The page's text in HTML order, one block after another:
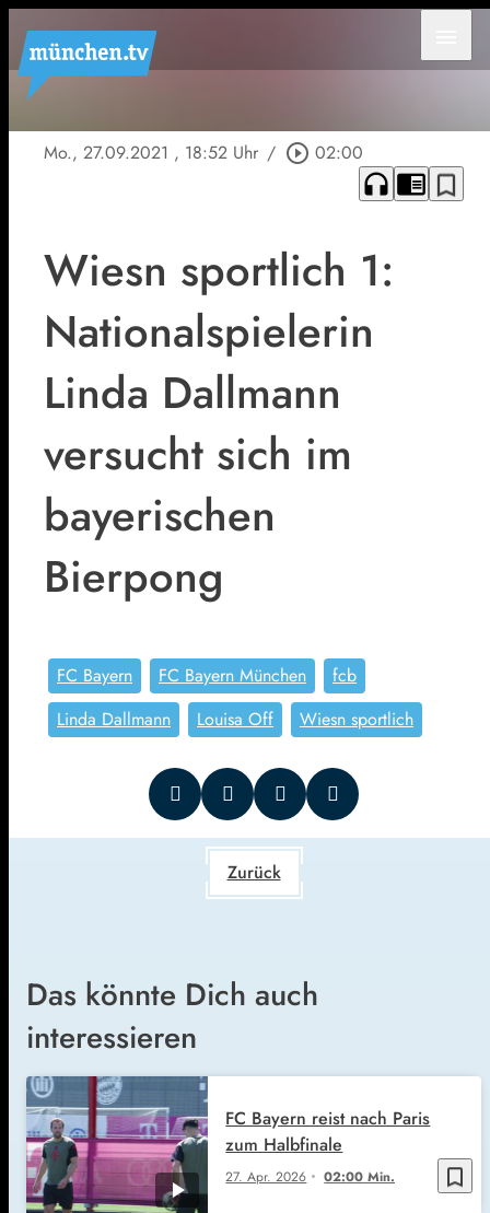
Mo., 27.09.2021 , 18:52 Uhr / play_circle_outline 02:00
headphones chrome_reader_mode bookmark_border
Wiesn sportlich 1:
Nationalspielerin
Linda Dallmann
versucht sich im
bayerischen
Bierpong
FC Bayern FC Bayern München
fcb
Linda Dallmann
Louisa Off Wiesn sportlich
Zurück
Das könnte Dich auch
interessieren
bookmark_border
27. Apr. 2026 02:00 Min.
FC Bayern reist nach Paris
zum Halbfinale